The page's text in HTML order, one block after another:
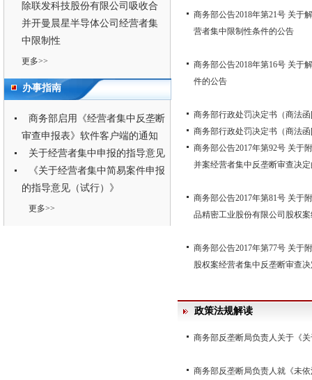
除联发科技股份有限公司吸收合
并开曼晨星半导体公司经营者集
中限制性
更多>>
办事指南
商务部启用《经营者集中反垄断
审查申报表》软件客户端的通知
关于经营者集中申报的指导意见
《关于经营者集中简易案件申报
的指导意见（试行）》
更多>>
商务部公告2018年第21号 关于
营者集中限制性条件的公告
商务部公告2018年第16号 关于
件的公告
商务部行政处罚决定书（商法函
商务部行政处罚决定书（商法函
商务部公告2017年第92号 关于
并案经营者集中反垄断审查决
商务部公告2017年第81号 关于
品精密工业股份有限公司股权
商务部公告2017年第77号 关于
股权案经营者集中反垄断审查
政策法规解读
商务部反垄断局负责人关于《
商务部反垄断局负责人就《未